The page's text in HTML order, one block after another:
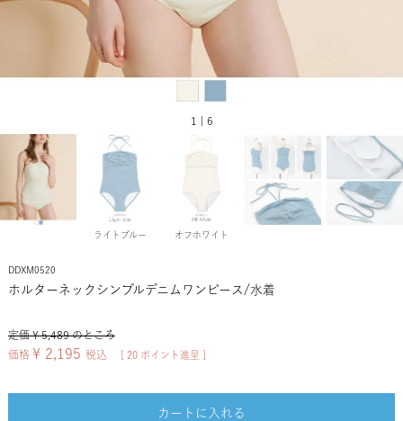
1 | 6
ライトブルー オフホワイト
DDXM0520
ホルターネックシンプルデニムワンピース/水着
定価 ¥ 5,489 のところ
価格 ¥ 2,195 税込 20 ポイント進呈 ]
カートに入れる